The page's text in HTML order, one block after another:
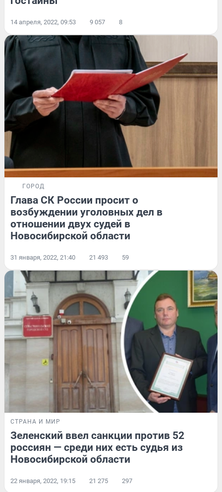
14 апреля, 2022, 09:53 9 057 8
ГОРОД
Глава СК России просит о
возбуждении уголовных дел в
отношении двух судей в
Новосибирской области
31 января, 2022, 21:40 21 493 59
СТРАНА И МИР
Зеленский ввел санкции против 52
россиян — среди них есть судья из
Новосибирской области
22 января, 2022, 19:15 21 275 297